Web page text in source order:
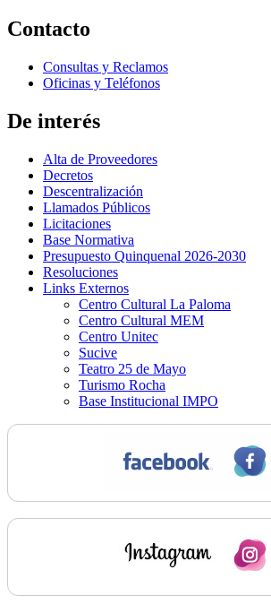
Contacto
Consultas y Reclamos
Oficinas y Teléfonos
De interés
Alta de Proveedores
Decretos
Descentralización
Llamados Públicos
Licitaciones
Base Normativa
Presupuesto Quinquenal 2026-2030
Resoluciones
Links Externos
Centro Cultural La Paloma
Centro Cultural MEM
Centro Unitec
Sucive
Teatro 25 de Mayo
Turismo Rocha
Base Institucional IMPO